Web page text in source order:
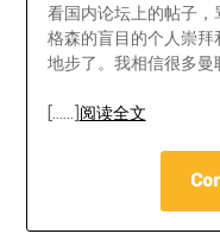
看国内论坛上的帖子
格森的盲目的个人崇
地步了。我相信很多曼
[……] 阅读全文